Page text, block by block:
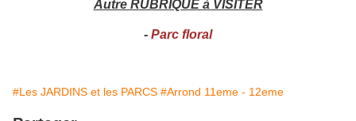
Autre RUBRIQUE à VISITER
- Parc floral
#Les JARDINS et les PARCS #Arrond 11eme - 12eme